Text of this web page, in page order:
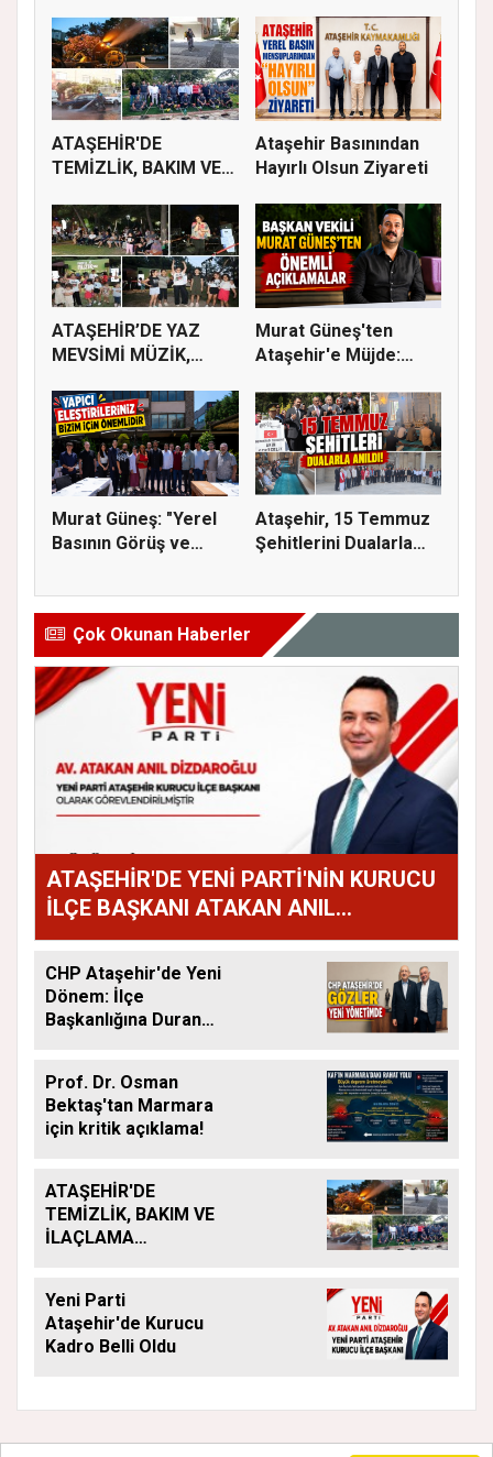
ATAŞEHİR'DE
TEMİZLİK, BAKIM VE
Ataşehir Basınından
Hayırlı Olsun Ziyareti
ATAŞEHİR’DE YAZ
MEVSİMİ MÜZİK,
Murat Güneş'ten
Ataşehir'e Müjde:
Murat Güneş: "Yerel
Basının Görüş ve
Ataşehir, 15 Temmuz
Şehitlerini Dualarla
Çok Okunan Haberler
ATAŞEHİR'DE YENİ PARTİ'NİN KURUCU
İLÇE BAŞKANI ATAKAN ANIL
DİZDAROĞLU OLDU
CHP Ataşehir'de Yeni
Dönem: İlçe
Başkanlığına Duran
Prof. Dr. Osman
Bektaş'tan Marmara
için kritik açıklama!
ATAŞEHİR'DE
TEMİZLİK, BAKIM VE
İLAÇLAMA
Yeni Parti
Ataşehir'de Kurucu
Kadro Belli Oldu